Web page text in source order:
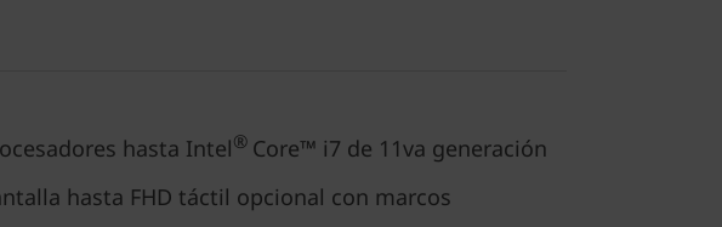
hasta Intel® Core™ i7 de 11va generación
hasta FHD táctil opcional con marcos